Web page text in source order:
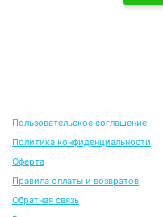
Пользовательское соглашение
Политика конфиденциальности
Оферта
Правила оплаты и возвратов
Обратная связь